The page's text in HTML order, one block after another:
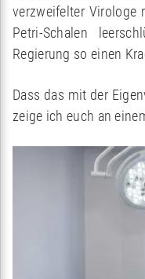
verzweifelter Virologe
Petri-Schalen
Regierung so einen
Dass das mit der
zeige ich euch an